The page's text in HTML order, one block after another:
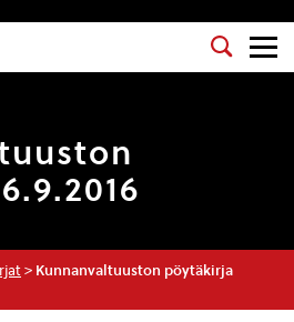
> Kunnanvaltuuston pöytäkirja